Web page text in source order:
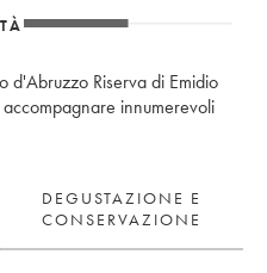
d'Abruzzo Riserva di Emidio
innumerevoli
DEGUSTAZIONE E
CONSERVAZIONE